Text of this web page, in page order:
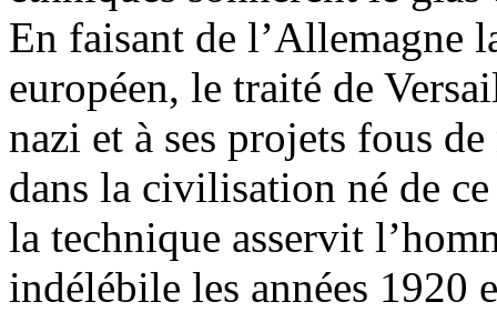
En faisant de l’Allemagne
européen, le traité de
nazi et à ses projets fous
dans la civilisation né de
la technique asservit
indélébile les années 1920